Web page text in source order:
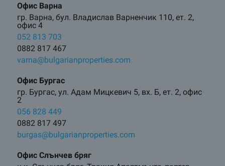
Офис Варна
гр. Варна, бул. Владислав Варненчик 110, ет. 2,
офис 4
052 813 703
0882 817 467
varna@bulgarianproperties.com
Офис Бургас
гр. Бургас, ул. Адам Мицкевич 5, вх. Б, ет. 2, офис
2
056 828 449
0882 817 497
burgas@bulgarianproperties.com
Офис Слънчев бряг